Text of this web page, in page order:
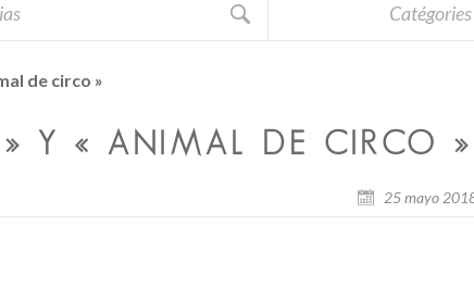
Catégories
de circo »
» Y « ANIMAL DE CIRCO »
25 mayo